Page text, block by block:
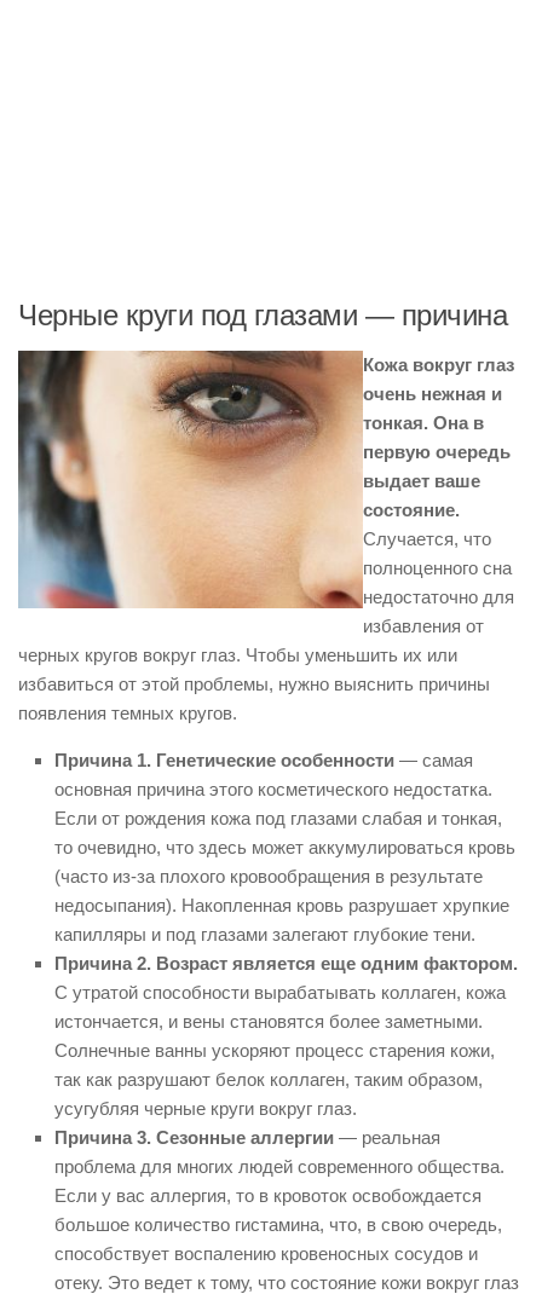
Черные круги под глазами — причина
Кожа вокруг глаз
очень нежная и
тонкая. Она в
первую очередь
выдает ваше
состояние.
Случается, что
полноценного сна
недостаточно для
избавления от
черных кругов вокруг глаз. Чтобы уменьшить их или
избавиться от этой проблемы, нужно выяснить причины
появления темных кругов.
Причина 1. Генетические особенности — самая
основная причина этого косметического недостатка.
Если от рождения кожа под глазами слабая и тонкая,
то очевидно, что здесь может аккумулироваться кровь
(часто из-за плохого кровообращения в результате
недосыпания). Накопленная кровь разрушает хрупкие
капилляры и под глазами залегают глубокие тени.
Причина 2. Возраст является еще одним фактором.
С утратой способности вырабатывать коллаген, кожа
истончается, и вены становятся более заметными.
Солнечные ванны ускоряют процесс старения кожи,
так как разрушают белок коллаген, таким образом,
усугубляя черные круги вокруг глаз.
Причина 3. Сезонные аллергии — реальная
проблема для многих людей современного общества.
Если у вас аллергия, то в кровоток освобождается
большое количество гистамина, что, в свою очередь,
способствует воспалению кровеносных сосудов и
отеку. Это ведет к тому, что состояние кожи вокруг глаз